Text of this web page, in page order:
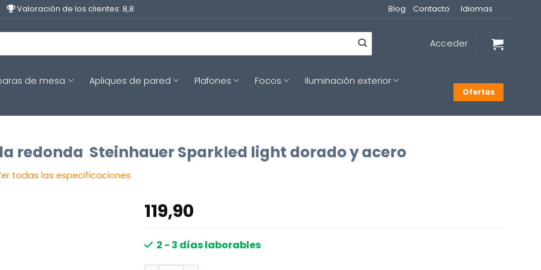
Valoración de los clientes: 8,8 Blog Contacto Idiomas
Acceder
de mesa Apliques de pared Plafones Focos
Iluminación exterior
Ofertas
redonda Steinhauer Sparkled light dorado y acero
todas las especificaciones
119,90
2 - 3 días laborables